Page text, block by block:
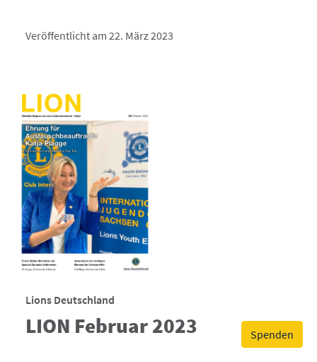
Spenden
Veröffentlicht am 22. März 2023
Lions Deutschland
LION Februar 2023